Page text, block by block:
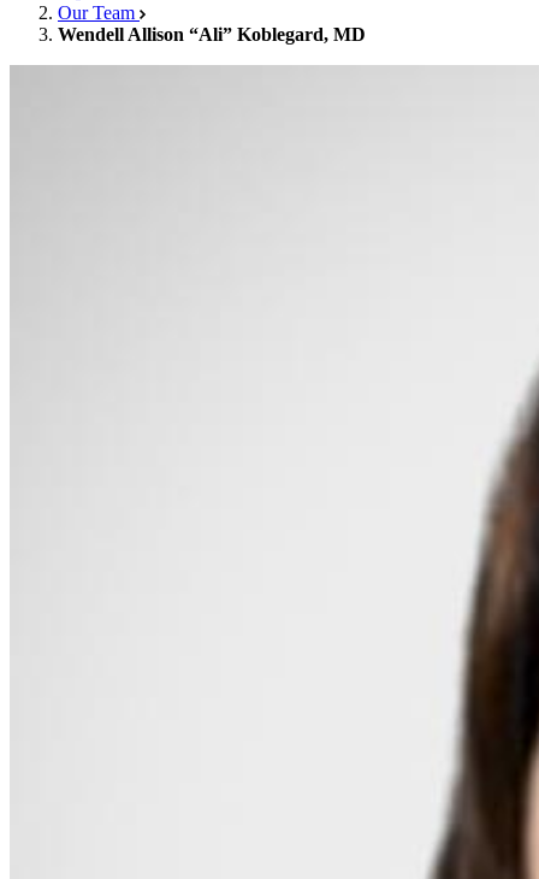
Our Team
Wendell Allison “Ali” Koblegard, MD